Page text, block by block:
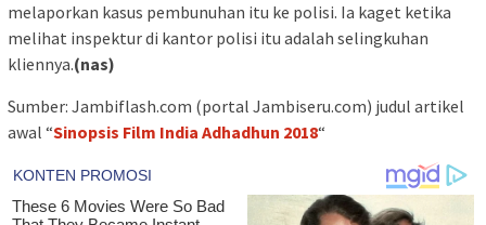
melaporkan kasus pembunuhan itu ke polisi. Ia kaget ketika
melihat inspektur di kantor polisi itu adalah selingkuhan
kliennya.(nas)
Sumber: Jambiflash.com (portal Jambiseru.com) judul artikel
awal “Sinopsis Film India Adhadhun 2018“